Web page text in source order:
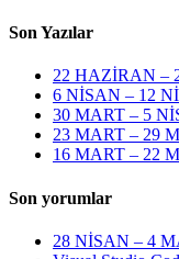
Son Yazılar
22 HAZİRAN –
6 NİSAN – 12
30 MART – 5
23 MART – 29
16 MART – 22
Son yorumlar
28 NİSAN – 4